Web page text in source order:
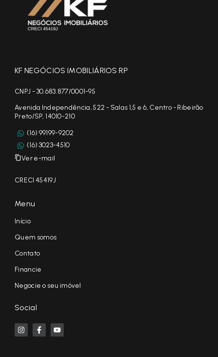
KF NEGÓCIOS IMOBILIÁRIOS RP
CNPJ - 30.683.877/0001-95
Avenida Independência, 522 - Salas 1,5 e 6, Centro - Ribeirão
Preto/SP, 14010-210
(16) 99199-9202
(16) 3023-4510
Ver e-mail
CRECI 45419J
Menu
Início
Quem somos
Contato
Financie
Negocie o seu imóvel
Social